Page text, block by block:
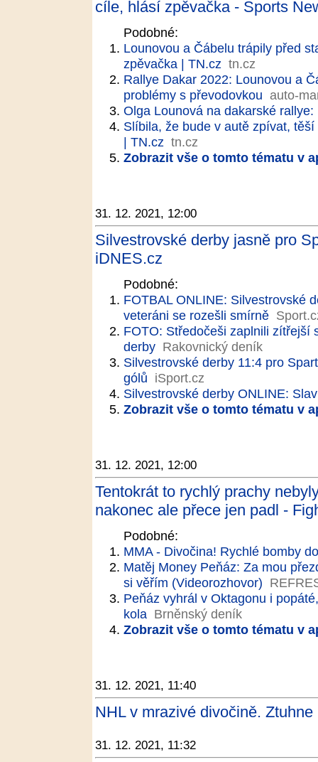
cíle, hlásí zpěvačka - Sports
Podobné:
Lounovou a Čábelu trápily před
zpěvačka | TN.cz tn.cz
Rallye Dakar 2022: Lounovou a
problémy s převodovkou auto-
Olga Lounová na dakarské
Slíbila, že bude v autě zpívat,
| TN.cz tn.cz
Zobrazit vše o tomto tématu v
31. 12. 2021, 12:00
Silvestrovské derby jasně pro
iDNES.cz
Podobné:
FOTBAL ONLINE: Silvestrovské
veteráni se rozešli smírně
FOTO: Středočeši zaplnili zítřejší
derby Rakovnický deník
Silvestrovské derby 11:4 pro
gólů iSport.cz
Silvestrovské derby ONLINE:
Zobrazit vše o tomto tématu v
31. 12. 2021, 12:00
Tentokrát to rychlý prachy
nakonec ale přece jen padl -
Podobné:
MMA - Divočina! Rychlé bomby
Matěj Money Peňáz: Za mou
si věřím (Videorozhovor)
Peňáz vyhrál v Oktagonu i
kola Brněnský deník
Zobrazit vše o tomto tématu v
31. 12. 2021, 11:40
NHL v mrazivé divočině.
31. 12. 2021, 11:32